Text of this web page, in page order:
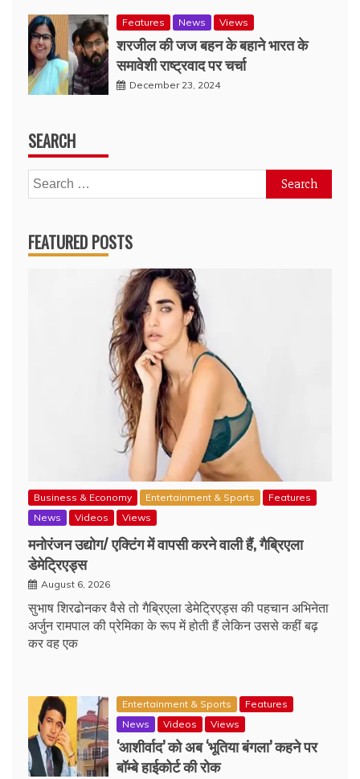
Features News Views
शरजील की जज बहन के बहाने भारत के
समावेशी राष्ट्रवाद पर चर्चा
December 23, 2024
SEARCH
Search
for:
FEATURED POSTS
Business & Economy Entertainment & Sports
Features
News
Videos Views
मनोरंजन उद्योग/ एक्टिंग में वापसी करने वाली हैं, गैब्रिएला
डेमेट्रिएड्स
August 6, 2026
सुभाष शिरढोनकर वैसे तो गैब्रिएला डेमेट्रिएड्स की पहचान अभिनेता
अर्जुन रामपाल की प्रेमिका के रूप में होती हैं लेकिन उससे कहीं बढ़
कर वह एक
Entertainment & Sports
Features
News
Videos Views
‘आशीर्वाद’ को अब ‘भूतिया बंगला’ कहने पर
बॉम्बे हाईकोर्ट की रोक